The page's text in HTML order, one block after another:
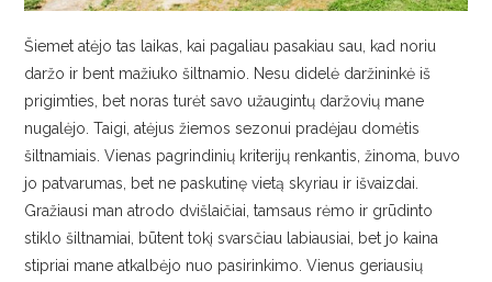
Šiemet atėjo tas laikas, kai pagaliau pasakiau sau, kad noriu
daržo ir bent mažiuko šiltnamio. Nesu didelė daržininkė iš
prigimties, bet noras turėt savo užaugintų daržovių mane
nugalėjo. Taigi, atėjus žiemos sezonui pradėjau domėtis
šiltnamiais. Vienas pagrindinių kriterijų renkantis, žinoma, buvo
jo patvarumas, bet ne paskutinę vietą skyriau ir išvaizdai.
Gražiausi man atrodo dvišlaičiai, tamsaus rėmo ir grūdinto
stiklo šiltnamiai, būtent tokį svarsčiau labiausiai, bet jo kaina
stipriai mane atkalbėjo nuo pasirinkimo. Vienus geriausių